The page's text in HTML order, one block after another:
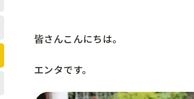
皆さんこんにちは。
エンタです。